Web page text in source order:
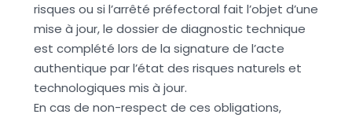
risques ou si l’arrêté préfectoral fait l’objet d’une
mise à jour, le dossier de diagnostic technique
est complété lors de la signature de l’acte
authentique par l’état des risques naturels et
technologiques mis à jour.
En cas de non-respect de ces obligations,